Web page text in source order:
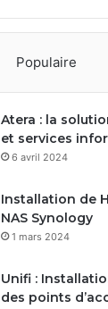
Populaire
Atera : la
et services
6 avril 2024
Installation de
NAS Synology
1 mars 2024
Unifi :
des points